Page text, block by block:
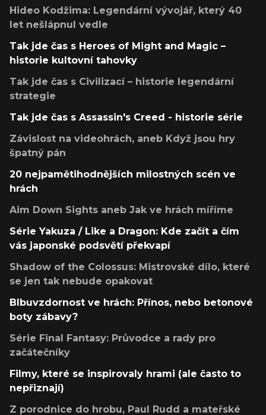
Hideo Kodžima: Legendární vývojář, který 40
let nešlápnul vedle
Tak jde čas s Heroes of Might and Magic –
historie kultovní tahovky
Tak jde čas s Civilizací – historie legendární
strategie
Tak jde čas s Assassin's Creed - historie série
Závislost na videohrách, aneb Když jsou hry
špatný pán
20 nejpamětihodnějších milostných scén ve
hrách
Aim Down Sights aneb Jak ve hrách míříme
Série Yakuza / Like a Dragon: Kde začít a čím
vás japonské podsvětí překvapí
Shadow of the Colossus: Mistrovské dílo, které
se jen tak nebude opakovat
Blbuvzdornost ve hrách: Přínos, nebo betonové
boty zábavy?
Série Final Fantasy: Průvodce a rady pro
začátečníky
Filmy, které se inspirovaly hrami (ale často to
nepřiznají)
Z porodnice do hrobu, Paul Rudd a mateřské